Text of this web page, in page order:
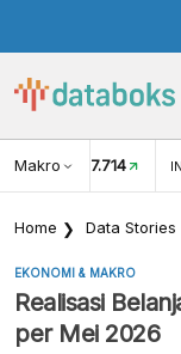
Makro
USD/IDR 17.714
Home Data Stories
EKONOMI & MAKRO
Realisasi
per Mei 2026